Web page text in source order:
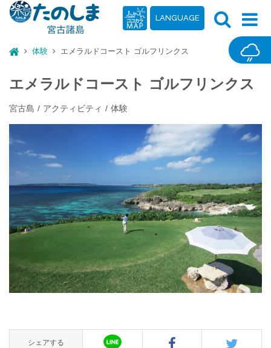
LANGUAGE
体験 エメラルドコースト ゴルフリンクス
エメラルドコースト ゴルフリンクス
宮古島 アクティビティ 体験
シェアする